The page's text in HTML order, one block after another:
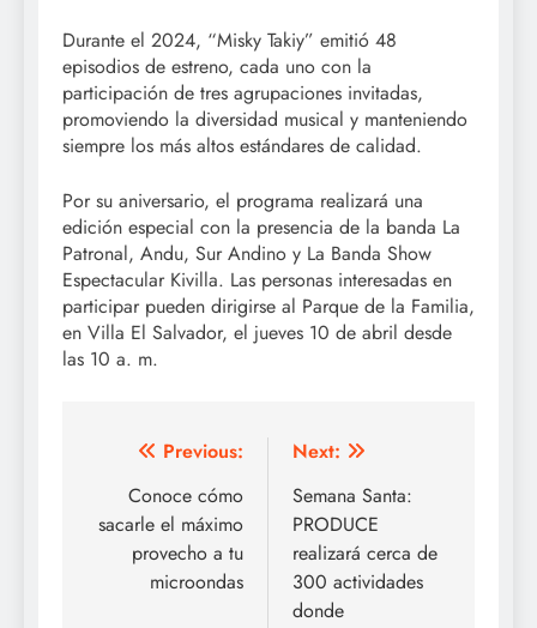
Durante el 2024, “Misky Takiy” emitió 48
episodios de estreno, cada uno con la
participación de tres agrupaciones invitadas,
promoviendo la diversidad musical y manteniendo
siempre los más altos estándares de calidad.
Por su aniversario, el programa realizará una
edición especial con la presencia de la banda La
Patronal, Andu, Sur Andino y La Banda Show
Espectacular Kivilla. Las personas interesadas en
participar pueden dirigirse al Parque de la Familia,
en Villa El Salvador, el jueves 10 de abril desde
las 10 a. m.
Post
navigation
Previous:
Conoce cómo
sacarle el máximo
provecho a tu
microondas
Next:
Semana Santa:
PRODUCE
realizará cerca de
300 actividades
donde